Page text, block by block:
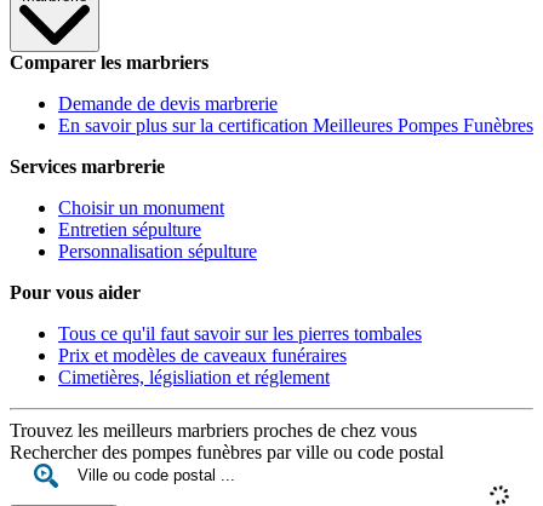
Comparer les marbriers
Demande de devis marbrerie
En savoir plus sur la certification Meilleures Pompes Funèbres
Services marbrerie
Choisir un monument
Entretien sépulture
Personnalisation sépulture
Pour vous aider
Tous ce qu'il faut savoir sur les pierres tombales
Prix et modèles de caveaux funéraires
Cimetières, législiation et réglement
Trouvez les meilleurs marbriers proches de chez vous
Rechercher des pompes funèbres par ville ou code postal